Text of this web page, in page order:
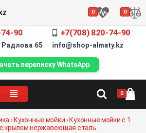
0 0
90 +7(708) 820-74-90
Радлова 65 info@shop-almaty.kz
переписку WhatsApp
0
›Кухонные мойки ›Кухонные мойки с 1
крылом нержавеющая сталь